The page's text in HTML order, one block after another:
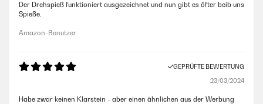
Der Drehspieß funktioniert ausgezeichnet und nun gibt es öfter beib uns
Spieße.
Amazon-Benutzer
GEPRÜFTE BEWERTUNG
23/03/2024
Habe zwar keinen Klarstein - aber einen ähnlichen aus der Werbung